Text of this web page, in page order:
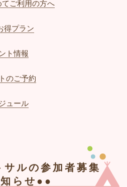
てご利用の方へ
得プラン
ト情報
のご予約
ュール
ルの参加者募集
らせ●●